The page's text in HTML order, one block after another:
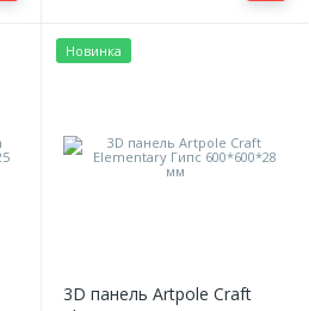
Новинка
3D панель Artpole Craft